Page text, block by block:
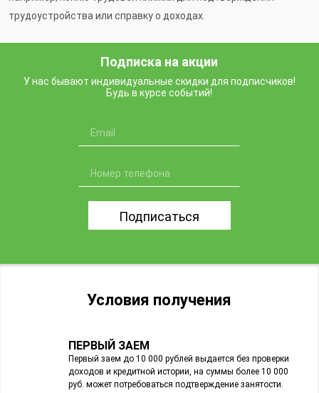
трудоустройства или справку о доходах.
Подписка на акции
У нас бывают индивидуальные скидки для подписчиков!
Будь в курсе событий!
Подписаться
Условия получения
ПЕРВЫЙ ЗАЕМ
Первый заем до 10 000 рублей выдается без проверки
доходов и кредитной истории, на суммы более 10 000
руб. может потребоваться подтверждение занятости.